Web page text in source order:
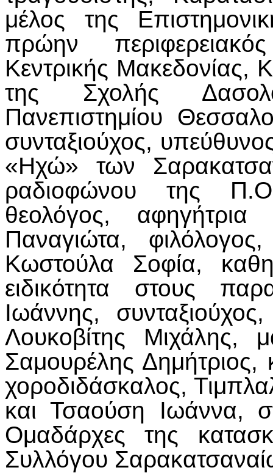
μέλος της
πρώην
Κεντρικής Μακεδονίας,
της Σχολής
Πανεπιστημίου
συνταξιούχος,
«Ηχώ» των
ραδιοφώνου της
θεολόγος, αφηγήτρια
Παναγιώτα,
Κωστούλα Σοφία,
ειδικότητα στους
Ιωάννης,
Λουκοβίτης Μιχάλης,
Σαμουρέλης
χοροδιδάσκαλος,
και Τσαούση Ιωάννα,
Ομαδάρχες της
Συλλόγου